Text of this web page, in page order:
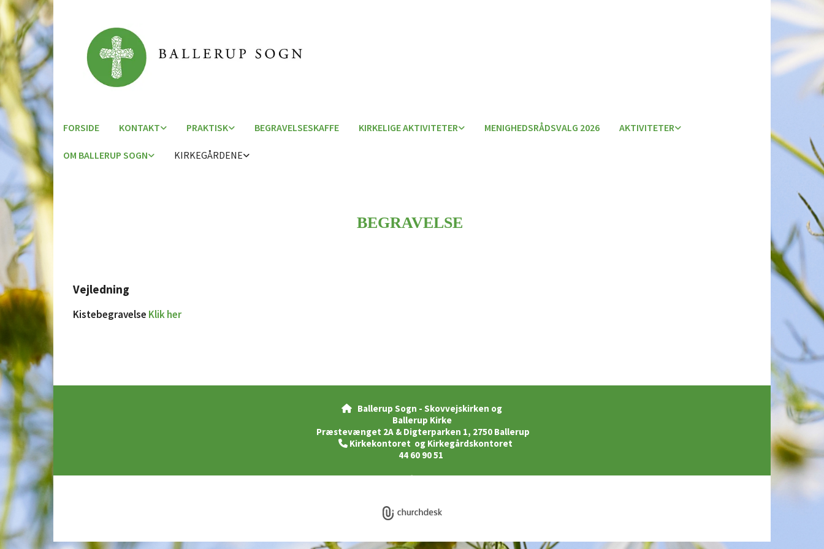
FORSIDE KONTAKT PRAKTISK BEGRAVELSESKAFFE KIRKELIGE AKTIVITETER MENIGHEDSRÅDSVALG 2026 AKTIVITETER
OM BALLERUP SOGN KIRKEGÅRDENE
BEGRAVELSE
Vejledning
Kistebegravelse Klik her

Ballerup Sogn - Skovvejskirken og
Ballerup Kirke
Præstevænget 2A & Digterparken 1, 2750 Ballerup
 Kirkekontoret og Kirkegårdskontoret
44 60 90 51